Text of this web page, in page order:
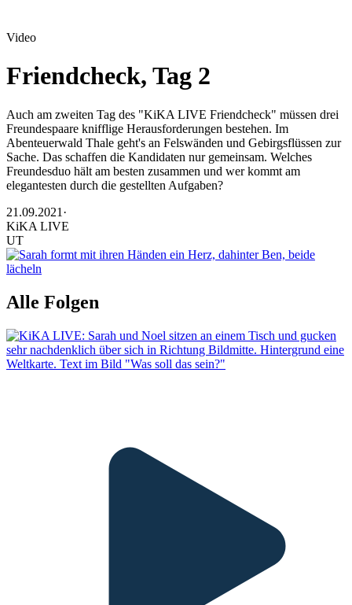
Video
Friendcheck, Tag 2
Auch am zweiten Tag des "KiKA LIVE Friendcheck" müssen drei
Freundespaare knifflige Herausforderungen bestehen. Im
Abenteuerwald Thale geht's an Felswänden und Gebirgsflüssen zur
Sache. Das schaffen die Kandidaten nur gemeinsam. Welches
Freundesduo hält am besten zusammen und wer kommt am
elegantesten durch die gestellten Aufgaben?
21.09.2021 ·
KiKA LIVE
UT
Alle Folgen